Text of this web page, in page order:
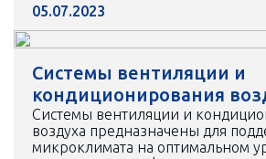
05.07.2023
Системы вентиляции и
кондиционирования
Системы вентиляции и
воздуха предназначены для
микроклимата на оптимальном